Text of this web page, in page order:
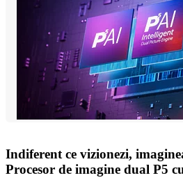
Indiferent ce vizionezi,
Procesor de imagine dual P5